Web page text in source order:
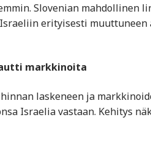
Slovenian mahdollinen
erityisesti muuttuneen
markkinoita
laskeneen ja
Israelia vastaan. Kehitys